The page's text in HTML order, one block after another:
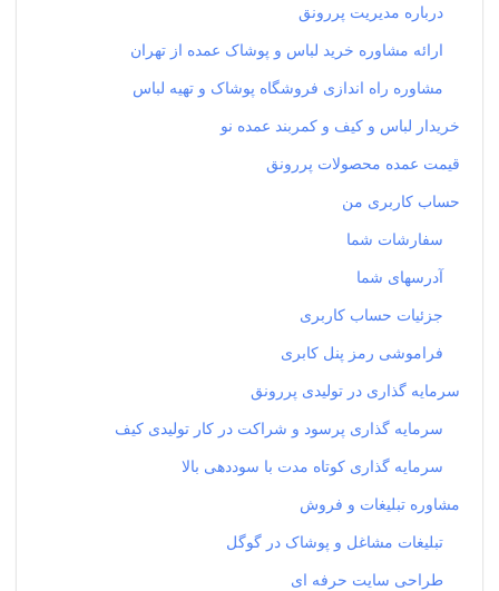
درباره مدیریت پررونق
ارائه مشاوره خرید لباس و پوشاک عمده از تهران
مشاوره راه اندازی فروشگاه پوشاک و تهیه لباس
خریدار لباس و کیف و کمربند عمده نو
قیمت عمده محصولات پررونق
حساب کاربری من
سفارشات شما
آدرسهای شما
جزئیات حساب کاربری
فراموشی رمز پنل کابری
سرمایه گذاری در تولیدی پررونق
سرمایه گذاری پرسود و شراکت در کار تولیدی کیف
سرمایه گذاری کوتاه مدت با سوددهی بالا
مشاوره تبلیغات و فروش
تبلیغات مشاغل و پوشاک در گوگل
طراحی سایت حرفه ای